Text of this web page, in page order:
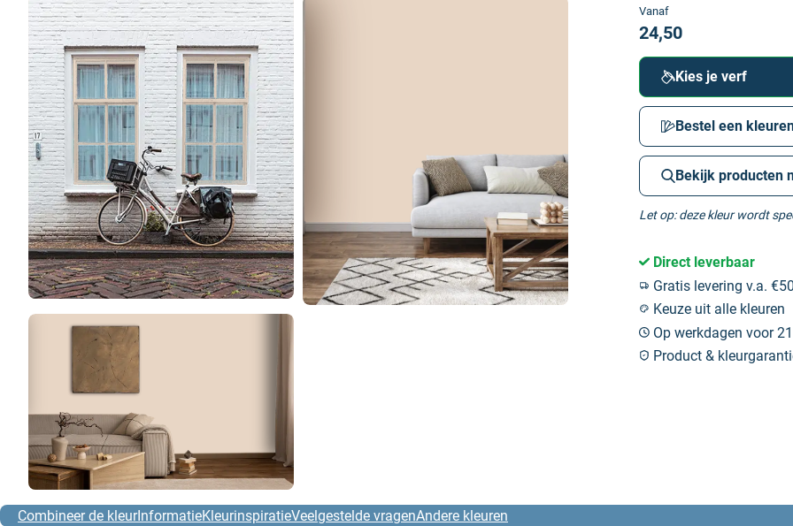
Vanaf
24,50
Kies je verf
Bestel een
Bekijk producten
Let op: deze kleur wordt
Direct leverbaar
Gratis levering v.a.
Keuze uit alle kleuren
Op werkdagen voor
Product &
Combineer de kleurInformatieKleurinspiratieVeelgestelde vragenAndere kleuren